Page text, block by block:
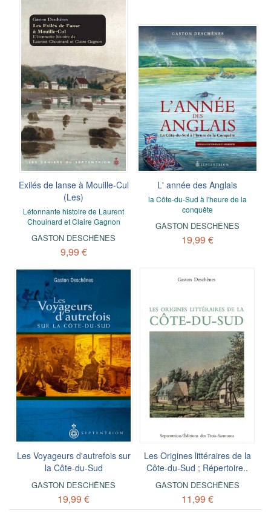
Exilés de lanse à Mouille-Cul
(Les)
Létonnante histoire de Laurent
Chouinard et Claire Gagnon
GASTON DESCHÊNES
9,99 €
L' année des Anglais
la Côte-du-Sud à l'heure de la
conquête
GASTON DESCHÊNES
19,99 €
Les Voyageurs d'autrefois sur
la Côte-du-Sud
GASTON DESCHÊNES
19,99 €
Les Origines littéraires de la
Côte-du-Sud ; Répertoire..
GASTON DESCHÊNES
11,99 €